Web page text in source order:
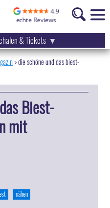
& Tickets
>die schöne und das biest-
Biest-
mit
nähen